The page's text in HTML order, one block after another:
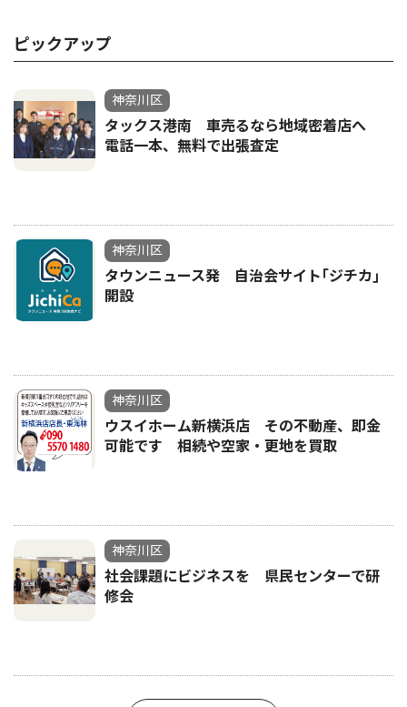
ピックアップ
神奈川区
タックス港南 車売るなら地域密着店へ
電話一本、無料で出張査定
神奈川区
タウンニュース発 自治会サイト｢ジチカ｣
開設
神奈川区
ウスイホーム新横浜店 その不動産、即金
可能です 相続や空家・更地を買取
神奈川区
社会課題にビジネスを 県民センターで研
修会